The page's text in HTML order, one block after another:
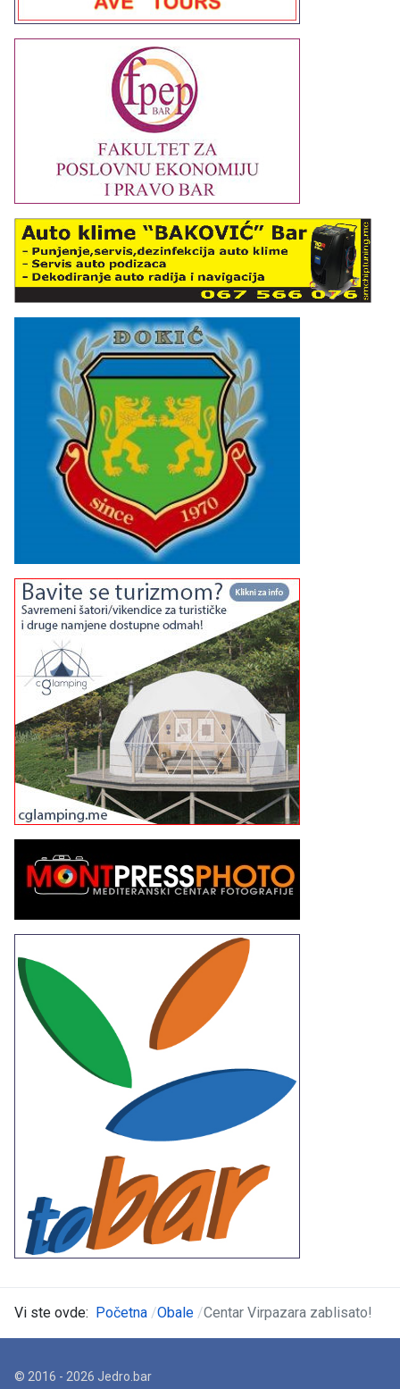
Vi ste ovde: Početna Obale Centar Virpazara zablisato!
© 2016 - 2026 Jedro.bar